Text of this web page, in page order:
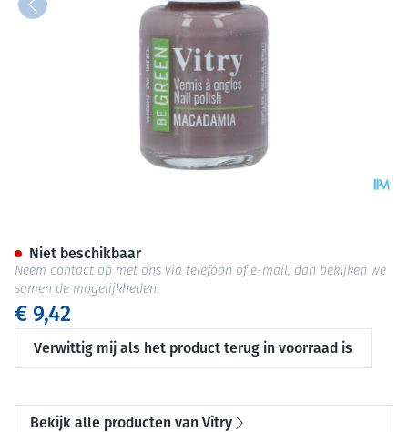
€ 9,42
Verwittig mij als het product terug in voorraad is
Niet beschikbaar
Neem contact op met ons via telefoon of e-mail, dan bekijken we
samen de mogelijkheden.
Bekijk alle producten van Vitry